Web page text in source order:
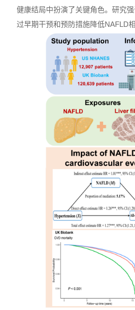
健康结局中扮演了关键角色。研究
过早期干预和预防措施降低NAFLD